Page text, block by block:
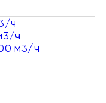
ч
ч
м3/ч